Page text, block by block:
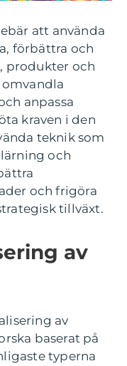
att använda
förbättra och
produkter och
anpassa
kraven i den
teknik som
och
och frigöra
tillväxt.
av
av
baserat på
typerna